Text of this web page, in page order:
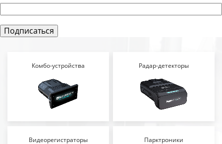
Комбо-устройства Радар-детекторы
Видеорегистраторы Парктроники